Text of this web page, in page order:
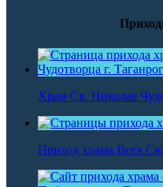
Храм Св. Николая
Приход храма Всех